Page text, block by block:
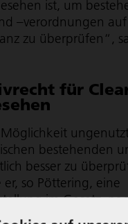
ist, um
–verordnungen
zu überprüfen“,
für
bestehenden
besser zu
so Pöttering, eine
im Gesetz,
mittel­stands­re­le­vante